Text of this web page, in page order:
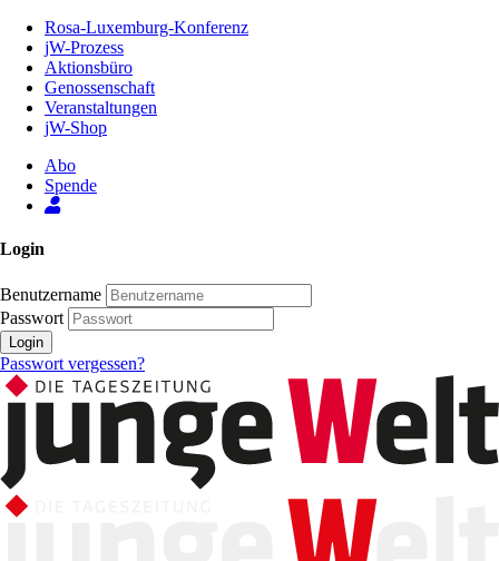
Inhalt
Seite
Rosa-Luxemburg-Konferenz
jW-Prozess
Aktionsbüro
Genossenschaft
Veranstaltungen
jW-Shop
Abo
Spende
Login
Benutzername
Passwort
Login
Passwort vergessen?